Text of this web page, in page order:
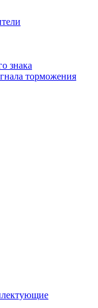
знака
торможения